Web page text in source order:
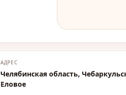
АДРЕС
Челябинская область,
Еловое